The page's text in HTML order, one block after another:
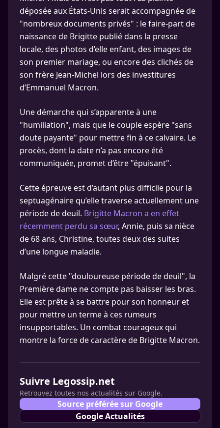
déposée aux États-Unis serait accompagnée de
"nombreux documents privés" : le faire-part de
naissance de Brigitte publié dans la presse
locale, des photos d’elle enfant, des images de
son premier mariage, ou encore des clichés de
son frère Jean-Michel lors des investitures
d’Emmanuel Macron.
Une démarche qui s’apparente à une
"humiliation", mais que le couple espère "sans
doute payante" pour mettre fin à ce calvaire. Le
procès, dont la date n’a pas encore été
communiquée, promet d’être "épuisant".
Cette épreuve est d’autant plus difficile pour la
septuagénaire qu’elle traverse actuellement une
période de deuil. Brigitte Macron a en effet
récemment perdu sa sœur, Annie, puis sa nièce
de 68 ans, Christine, toutes deux des suites
d’une longue maladie.
Malgré cette "douloureuse période de deuil", la
Première dame ne compte pas baisser les bras.
Elle est prête à se battre pour son honneur et
pour mettre un terme à ces rumeurs
insupportables. Un combat courageux qui
montre la force de caractère de Brigitte Macron.
Suivre Legossip.net
Retrouvez toutes nos actualités sur Google.
Source préférée sur Google
Google Actualités